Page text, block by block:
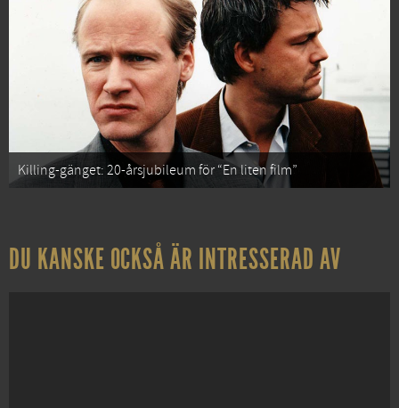
Killing-gänget: 20-årsjubileum för “En liten film”
DU KANSKE OCKSÅ ÄR INTRESSERAD AV